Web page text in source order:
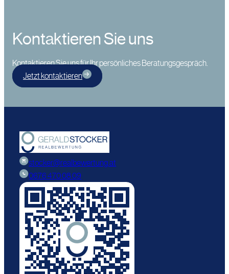
Kontaktieren Sie uns
Kontaktieren Sie uns für Ihr persönliches Beratungsgespräch.
Jetzt kontaktieren
stocker@realbewertung.at
0676 470 08 09